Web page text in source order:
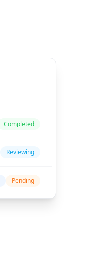
Completed
Reviewing
Pending